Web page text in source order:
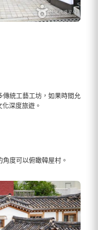
傳統工藝工坊，如果時間允
深度旅遊。
度可以俯瞰韓屋村。